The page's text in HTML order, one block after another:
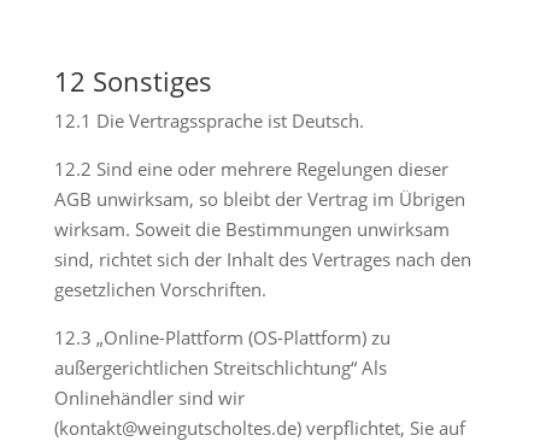
12 Sonstiges
12.1 Die Vertragssprache ist Deutsch.
12.2 Sind eine oder mehrere Regelungen dieser
AGB unwirksam, so bleibt der Vertrag im Übrigen
wirksam. Soweit die Bestimmungen unwirksam
sind, richtet sich der Inhalt des Vertrages nach den
gesetzlichen Vorschriften.
12.3 „Online-Plattform (OS-Plattform) zu
außergerichtlichen Streitschlichtung“ Als
Onlinehändler sind wir
(kontakt@weingutscholtes.de) verpflichtet, Sie auf